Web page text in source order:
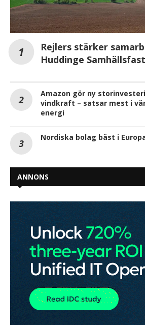
Rejlers stärker
Huddinge
Amazon gör ny
vindkraft – satsar mest i
energi
Nordiska bolag bäst i
ANNONS